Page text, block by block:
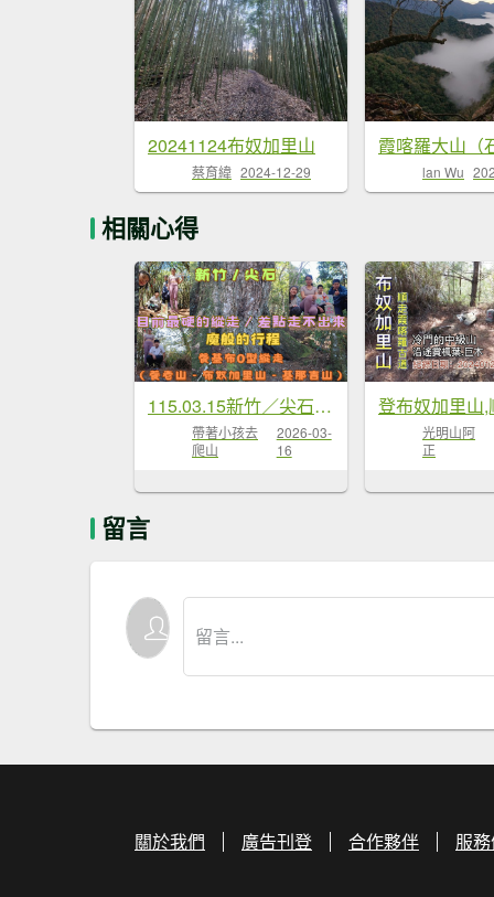
20241124布奴加里山
蔡育緯 2024-12-29 lan Wu
相關心得
115.03.15新竹／尖石魔般的...
帶著小孩去
爬山
2026-03-
16
光明山阿
正
留言
關於我們 廣告刊登 合作夥伴 服